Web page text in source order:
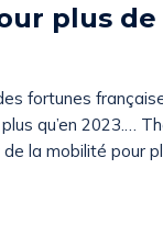
plus de
fortunes
qu’en 2023.…
la mobilité pour